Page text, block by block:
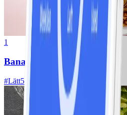
1
Bananpannkakor
#Lätt5 MIN